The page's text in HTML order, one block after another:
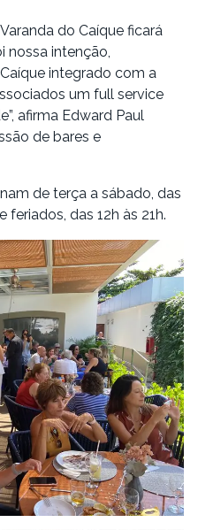
do Caíque ficará
nossa intenção,
integrado com a
um full service
afirma Edward Paul
de bares e
de terça a sábado, das
feriados, das 12h às 21h.